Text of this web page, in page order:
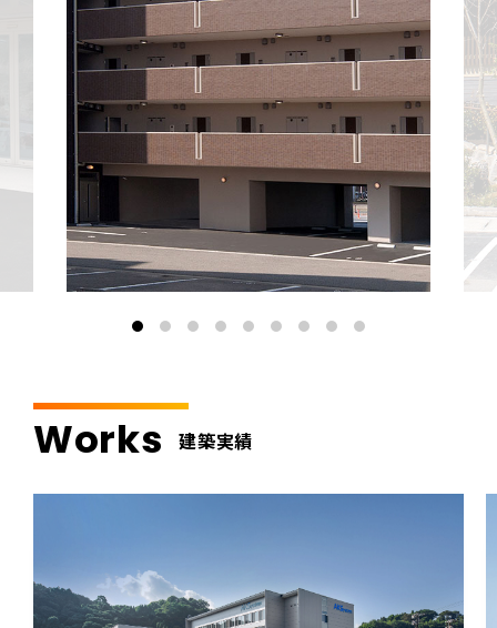
Works 建築実績